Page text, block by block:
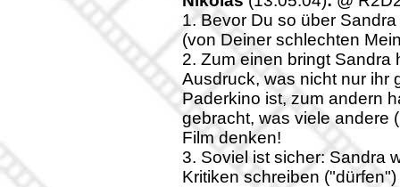
1. Bevor Du so über
(von Deiner schlechten
2. Zum einen bringt Sandra
Ausdruck, was nicht nur ihr
Paderkino ist, zum andern
gebracht, was viele andere
Film denken!
3. Soviel ist sicher: Sandra
Kritiken schreiben